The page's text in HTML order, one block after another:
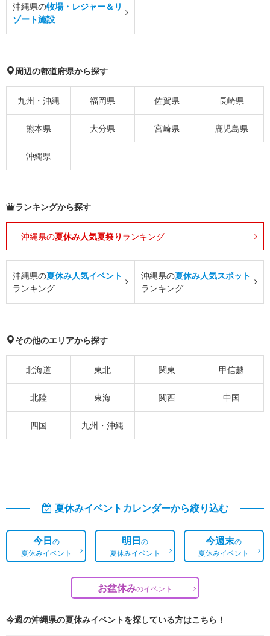
沖縄県の牧場・レジャー＆リ
ゾート施設
周辺の都道府県から探す
九州・沖縄 福岡県 佐賀県 長崎県
熊本県 大分県 宮崎県 鹿児島県
沖縄県
ランキングから探す
沖縄県の夏休み人気夏祭り ランキング
沖縄県の夏休み人気イベント
ランキング
沖縄県の夏休み人気スポット
ランキング
その他のエリアから探す
北海道 東北 関東 甲信越
北陸 東海 関西 中国
四国 九州・沖縄
夏休みイベントカレンダーから絞り込む
今日の
夏休みイベント
明日の
夏休みイベント
今週末の
夏休みイベント
お盆休みのイベント
今週の沖縄県の夏休みイベントを探している方はこちら！